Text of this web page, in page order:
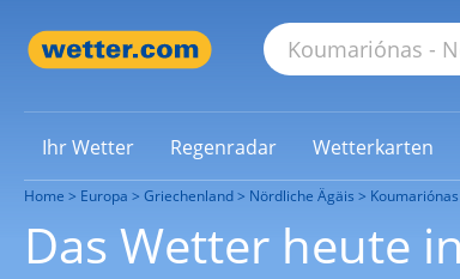
Ihr Wetter Regenradar Wetterkarten
Home Europa Griechenland Nördliche Ägäis Koumariónas
Das Wetter heute